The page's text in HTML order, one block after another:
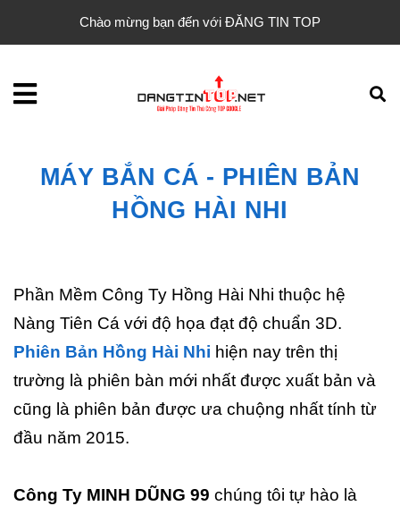
Chào mừng bạn đến với ĐĂNG TIN TOP
MÁY BẮN CÁ - PHIÊN BẢN
HỒNG HÀI NHI
Phần Mềm Công Ty Hồng Hài Nhi thuộc hệ
Nàng Tiên Cá với độ họa đạt độ chuẩn 3D.
Phiên Bản Hồng Hài Nhi hiện nay trên thị
trường là phiên bàn mới nhất được xuất bản và
cũng là phiên bản được ưa chuộng nhất tính từ
đầu năm 2015.
Công Ty MINH DŨNG 99 chúng tôi tự hào là